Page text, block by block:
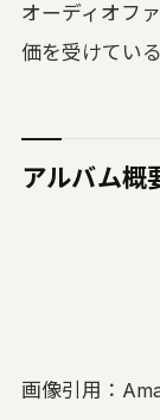
ARTWORK
変換 (無料)｜ジャケッ
オーディオフ
価を受けている
アルバム概
画像引用：